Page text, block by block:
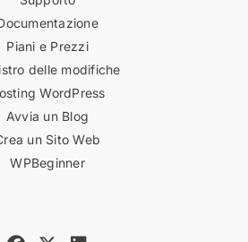
Piani e Prezzi
delle modifiche
WordPress
Avvia un Blog
un Sito Web
WPBeginner